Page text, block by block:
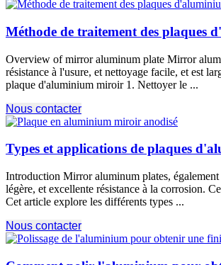
Méthode de traitement des plaques
Overview of mirror aluminum plate Mirror
résistance à l'usure, et nettoyage facile, et est
plaque d'aluminium miroir 1. Nettoyer le ...
Nous contacter
Types et applications de plaques
Introduction Mirror aluminum plates,
légère, et excellente résistance à la corrosion.
Cet article explore les différents types ...
Nous contacter